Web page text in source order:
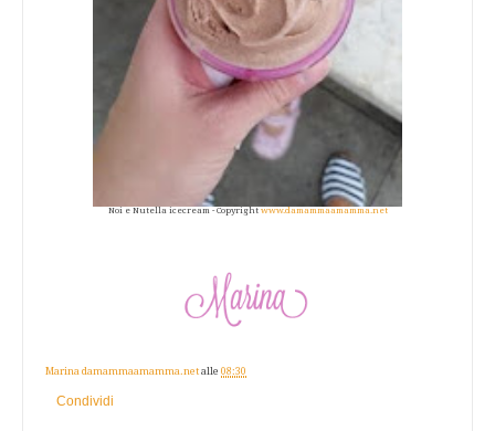
Noi e Nutella icecream - Copyright www.damammaamamma.net
Marina damammaamamma.net alle 08:30
Condividi